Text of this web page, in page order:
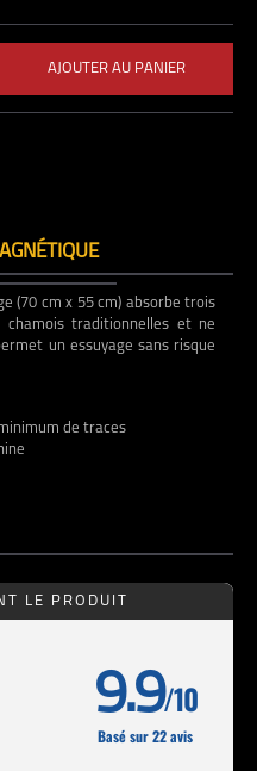
AJOUTER AU PANIER
(70 cm x 55 cm) absorbe trois
chamois traditionnelles et ne
un essuyage sans risque
de traces
LE PRODUIT
9.9/10
Basé sur 22 avis